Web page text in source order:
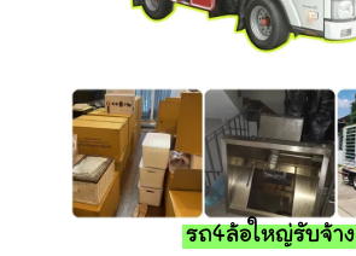
รถ4ล้อใหญ่รับจ้าง